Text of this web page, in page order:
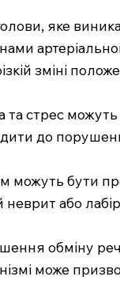
яке
зміні
та стрес
до
можуть бути
або
обміну
може